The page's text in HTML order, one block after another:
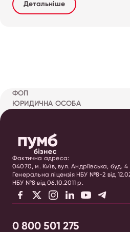
Детальніше
ФОП
ЮРИДИЧНА ОСОБА
Фактична адреса:
04070, м. Київ, вул. Андріївська, буд. 4
Генеральна ліцензія НБУ №8-2 від
НБУ №8 від 06.10.2011 р.
0 800 501 275